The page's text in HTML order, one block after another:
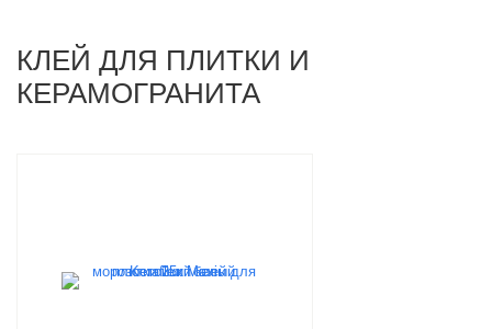
КЛЕЙ ДЛЯ ПЛИТКИ И
КЕРАМОГРАНИТА